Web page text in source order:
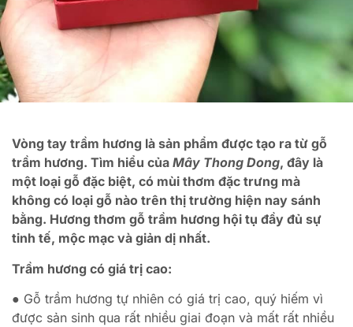
Vòng tay trầm hương là sản phẩm được tạo ra từ gỗ
trầm hương. Tìm hiểu của Mây Thong Dong, đây là
một loại gỗ đặc biệt, có mùi thơm đặc trưng mà
không có loại gỗ nào trên thị trường hiện nay sánh
bằng. Hương thơm gỗ trầm hương hội tụ đầy đủ sự
tinh tế, mộc mạc và giản dị nhất.
Trầm hương có giá trị cao:
● Gỗ trầm hương tự nhiên có giá trị cao, quý hiếm vì
được sản sinh qua rất nhiều giai đoạn và mất rất nhiều